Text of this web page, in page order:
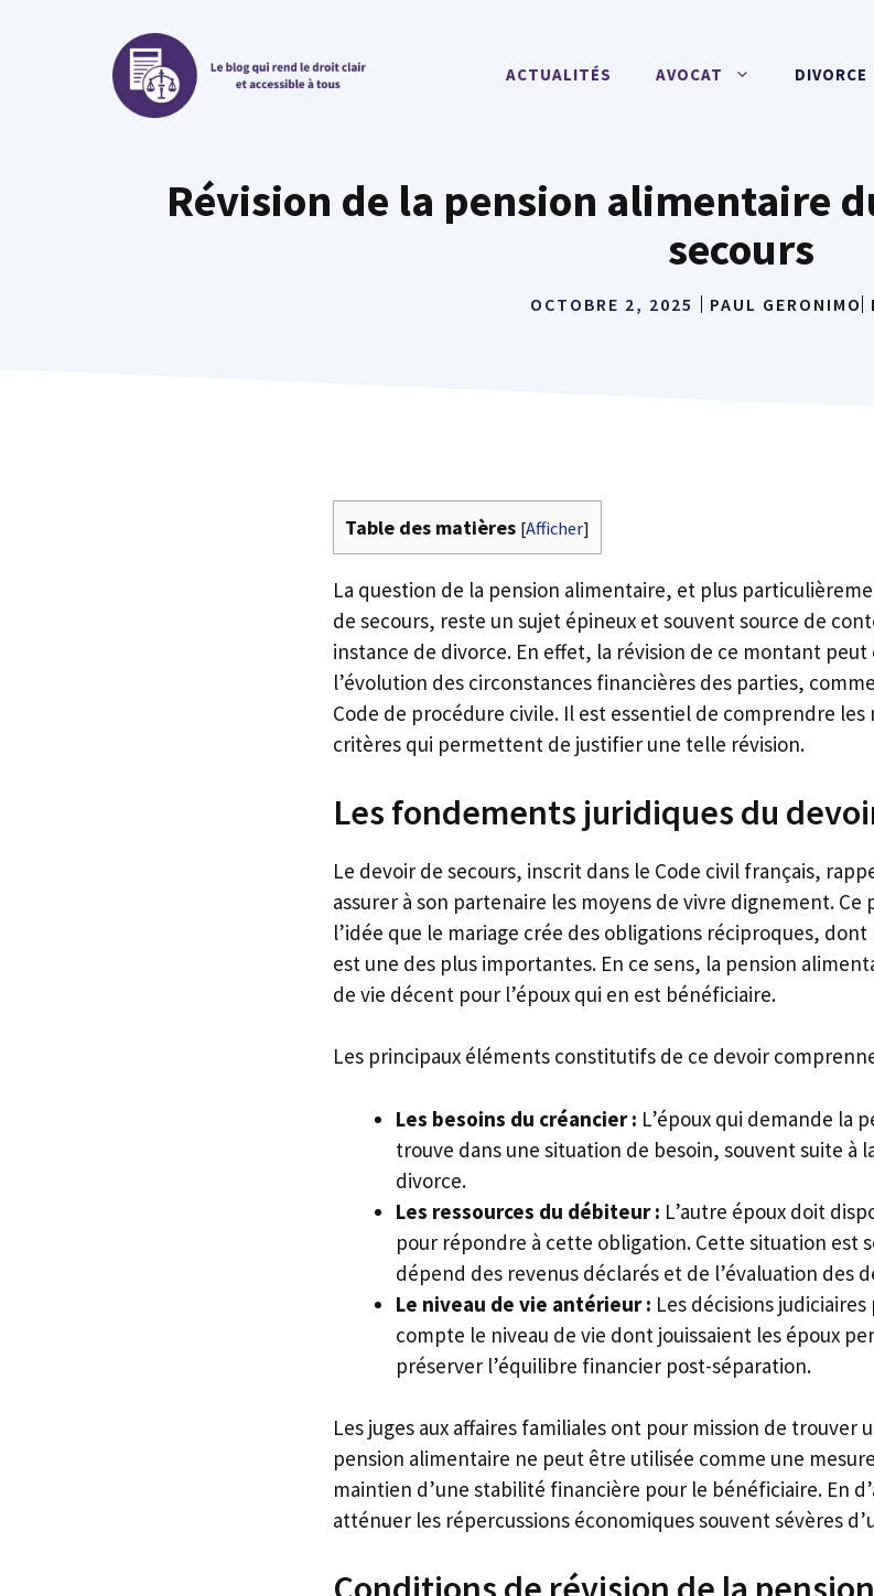
ACTUALITÉS AVOCAT DIVORCE
Révision de la pension alimentaire
secours
OCTOBRE 2, 2025 PAUL GERONIMO
Table des matières [Afficher]
La question de la pension alimentaire, et plus
de secours, reste un sujet épineux et souvent source de
instance de divorce. En effet, la révision de ce montant
l’évolution des circonstances financières des parties,
Code de procédure civile. Il est essentiel de comprendre les
critères qui permettent de justifier une telle révision.
Les fondements juridiques du
Le devoir de secours, inscrit dans le Code civil français,
assurer à son partenaire les moyens de vivre dignement. Ce
l’idée que le mariage crée des obligations réciproques,
est une des plus importantes. En ce sens, la pension
de vie décent pour l’époux qui en est bénéficiaire.
Les principaux éléments constitutifs de ce devoir
Les besoins du créancier : L’époux qui demande la
trouve dans une situation de besoin, souvent suite à
divorce.
Les ressources du débiteur : L’autre époux doit
pour répondre à cette obligation. Cette situation est
dépend des revenus déclarés et de l’évaluation des
Le niveau de vie antérieur : Les décisions
compte le niveau de vie dont jouissaient les époux
préserver l’équilibre financier post-séparation.
Les juges aux affaires familiales ont pour mission de trouver
pension alimentaire ne peut être utilisée comme une
maintien d’une stabilité financière pour le bénéficiaire. En
atténuer les répercussions économiques souvent sévères